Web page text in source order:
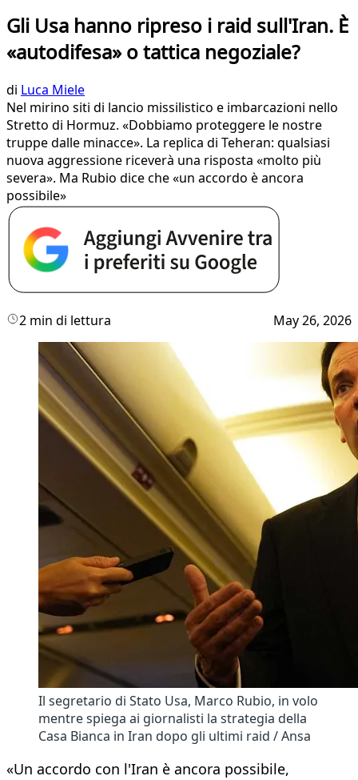
Gli Usa hanno ripreso i raid sull'Iran. È
«autodifesa» o tattica negoziale?
di Luca Miele
Nel mirino siti di lancio missilistico e imbarcazioni nello
Stretto di Hormuz. «Dobbiamo proteggere le nostre
truppe dalle minacce». La replica di Teheran: qualsiasi
nuova aggressione riceverà una risposta «molto più
severa». Ma Rubio dice che «un accordo è ancora
possibile»
2 min di lettura May 26, 2026
Il segretario di Stato Usa, Marco Rubio, in volo
mentre spiega ai giornalisti la strategia della
Casa Bianca in Iran dopo gli ultimi raid / Ansa
«Un accordo con l'Iran è ancora possibile,